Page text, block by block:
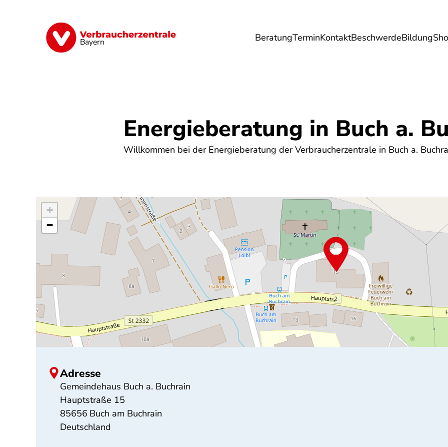
Bayern BeratungTerminKontaktBeschwerdeBildung
Finanzen Digitales Lebensmittel Umwelt Gesundheit Energie
Energieberatung in Buch a.
Willkommen bei der Energieberatung der Verbraucherzentrale in Buch a.
+
−
Adresse
Gemeindehaus Buch a. Buchrain
Hauptstraße 15
85656 Buch am Buchrain
Deutschland